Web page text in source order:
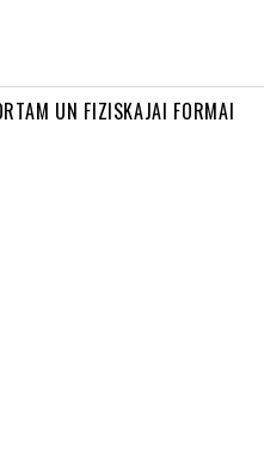
UN FIZISKAJAI FORMAI